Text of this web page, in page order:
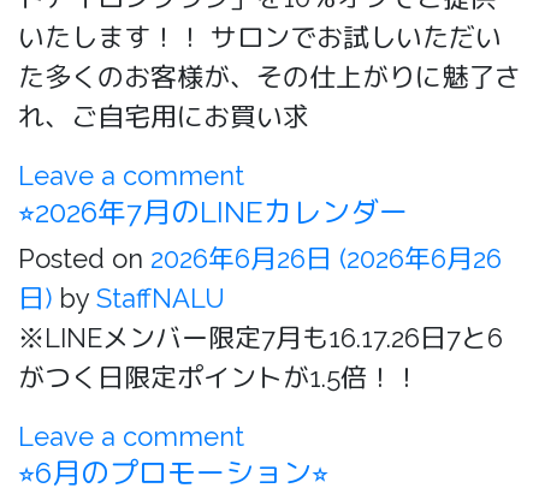
いたします！！ サロンでお試しいただい
た多くのお客様が、その仕上がりに魅了さ
れ、ご自宅用にお買い求
Leave a comment
⭐︎2026年7月のLINEカレンダー
Posted on 2026年6月26日 (2026年6月26
日) by StaffNALU
※LINEメンバー限定7月も16.17.26日7と6
がつく日限定ポイントが1.5倍！！
Leave a comment
⭐︎6月のプロモーション⭐︎